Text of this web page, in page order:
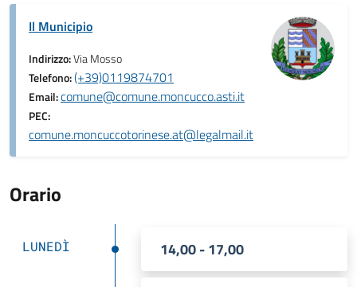
Il Municipio
Indirizzo:Via Mosso
Telefono:(+39)0119874701
Email:comune@comune.moncucco.asti.it
PEC:
comune.moncuccotorinese.at@legalmail.it
Orario
LUNEDÌ 14,00 - 17,00